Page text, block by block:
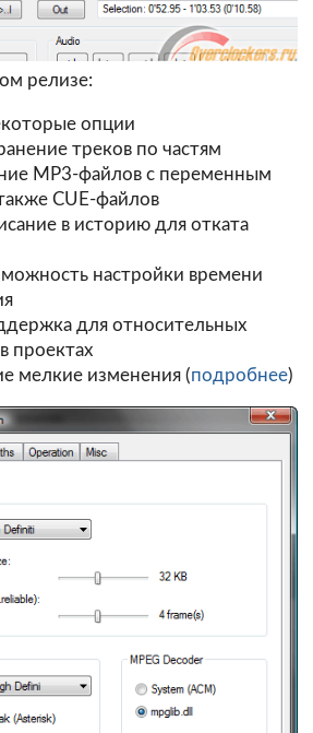
релизе:
опции
треков по частям
MP3-файлов с переменным
CUE-файлов
в историю для отката
настройки времени
для относительных
проектах
мелкие изменения (подробнее)